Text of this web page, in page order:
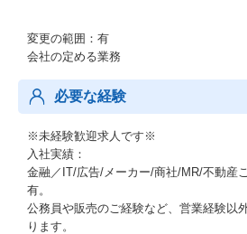
変更の範囲：有
会社の定める業務
必要な経験
※未経験歓迎求人です※
入社実績：
金融／IT/広告/メーカー/商社/MR/不動産
有。
公務員や販売のご経験など、営業経験以
ります。